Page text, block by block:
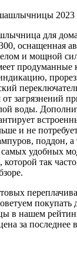
для
оснащенная
и мощной
продуманные
загрязнений
воды.
и не
поддон, а
удобных
так
покупать
в нашем
за последнее